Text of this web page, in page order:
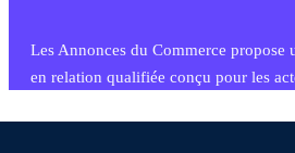
Les Annonces du Commerce propose
en relation qualifiée conçu pour les
commercial et les collectivités